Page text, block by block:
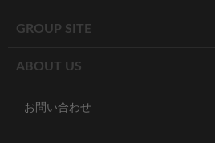
GROUP SITE
ABOUT US
お問い合わせ